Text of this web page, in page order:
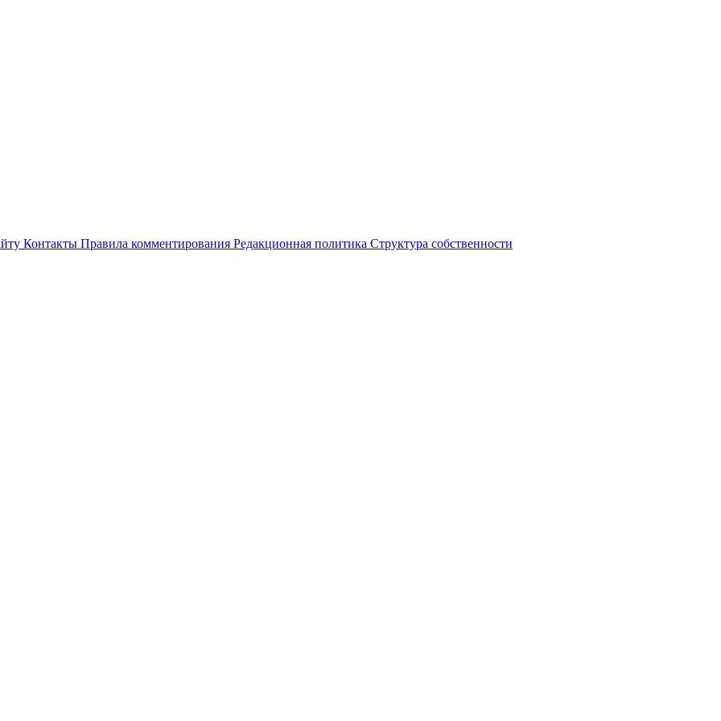
Контакты Правила комментирования Редакционная политика Структура собственности